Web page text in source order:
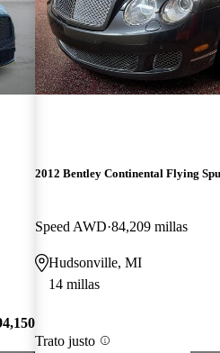
2012 Bentley Continental Flying
Speed AWD 84,209 millas
Hudsonville, MI
14 millas
Trato justo